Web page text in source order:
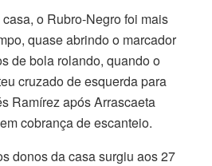
o Rubro-Negro foi mais
quase abrindo o marcador
de bola rolando, quando o
cruzado de esquerda para
Ramírez após Arrascaeta
cobrança de escanteio.
donos da casa surgiu aos 27